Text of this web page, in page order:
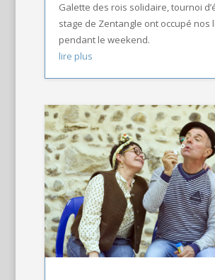
Galette des rois solidaire, tournoi
stage de Zentangle ont occupé nos
pendant le weekend.
lire plus